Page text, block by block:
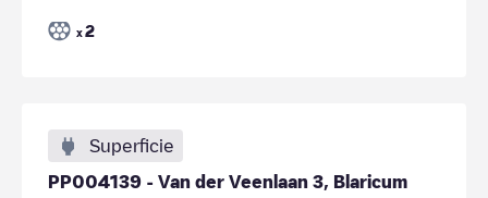
x 2
Superficie
PP004139 - Van der Veenlaan 3, Blaricum